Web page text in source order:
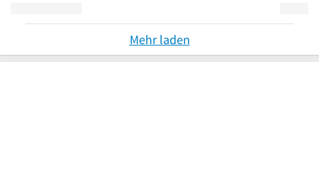
Mehr laden